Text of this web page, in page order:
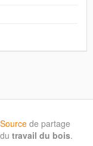
de partage
travail du bois.